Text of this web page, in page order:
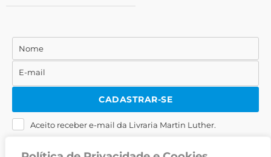
Nome
Nome
E-
mail
E-mail
CADASTRAR-SE
Aceito receber e-mail da Livraria Martin Luther.